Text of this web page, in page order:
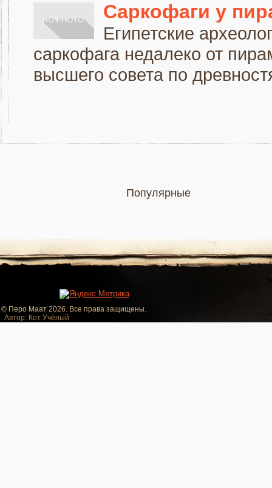
Саркофаги у
Египетские
саркофага недалеко от
высшего совета по
Популярные
© Перо Маат 2026. Все права защищены.
Автор: Кот Учёный